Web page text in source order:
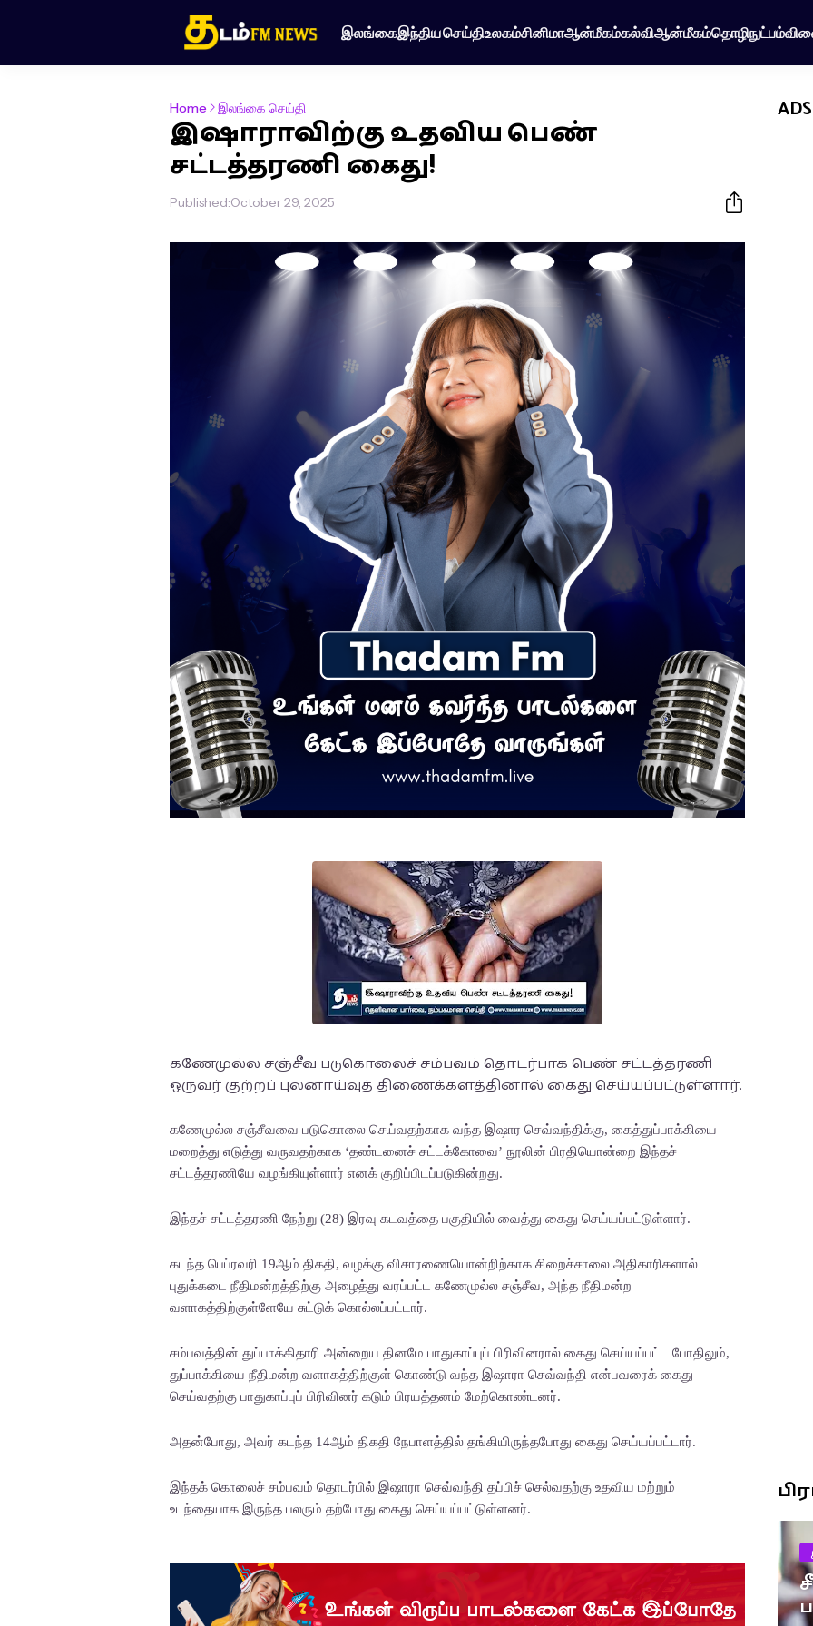
இலங்கைஇந்திய செய்திஉலகம்சினிமாஆன்மீகம்கல்விஆன்மீகம்தொழிநுட்பம்
Home இலங்கை செய்தி
இஷாராவிற்கு உதவிய பெண்
சட்டத்தரணி கைது!
Published:October 29, 2025
கணேமுல்ல சஞ்சீவ படுகொலைச் சம்பவம் தொடர்பாக பெண் சட்டத்தரணி
ஒருவர் குற்றப் புலனாய்வுத் திணைக்களத்தினால் கைது செய்யப்பட்டுள்ளார்.
கணேமுல்ல சஞ்சீவவை படுகொலை செய்வதற்காக வந்த இஷார செவ்வந்திக்கு, கைத்துப்பாக்கியை
மறைத்து எடுத்து வருவதற்காக ‘தண்டனைச் சட்டக்கோவை’ நூலின் பிரதியொன்றை இந்தச்
சட்டத்தரணியே வழங்கியுள்ளார் எனக் குறிப்பிடப்படுகின்றது.
இந்தச் சட்டத்தரணி நேற்று (28) இரவு கடவத்தை பகுதியில் வைத்து கைது செய்யப்பட்டுள்ளார்.
கடந்த பெப்ரவரி 19ஆம் திகதி, வழக்கு விசாரணையொன்றிற்காக சிறைச்சாலை அதிகாரிகளால்
புதுக்கடை நீதிமன்றத்திற்கு அழைத்து வரப்பட்ட கணேமுல்ல சஞ்சீவ, அந்த நீதிமன்ற
வளாகத்திற்குள்ளேயே சுட்டுக் கொல்லப்பட்டார்.
சம்பவத்தின் துப்பாக்கிதாரி அன்றைய தினமே பாதுகாப்புப் பிரிவினரால் கைது செய்யப்பட்ட போதிலும்,
துப்பாக்கியை நீதிமன்ற வளாகத்திற்குள் கொண்டு வந்த இஷாரா செவ்வந்தி என்பவரைக் கைது
செய்வதற்கு பாதுகாப்புப் பிரிவினர் கடும் பிரயத்தனம் மேற்கொண்டனர்.
அதன்போது, அவர் கடந்த 14ஆம் திகதி நேபாளத்தில் தங்கியிருந்தபோது கைது செய்யப்பட்டார்.
இந்தக் கொலைச் சம்பவம் தொடர்பில் இஷாரா செவ்வந்தி தப்பிச் செல்வதற்கு உதவிய மற்றும்
உடந்தையாக இருந்த பலரும் தற்போது கைது செய்யப்பட்டுள்ளனர்.
ADS